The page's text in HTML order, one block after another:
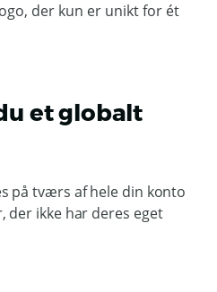
der kun er unikt for ét
et globalt
på tværs af hele din konto
der ikke har deres eget